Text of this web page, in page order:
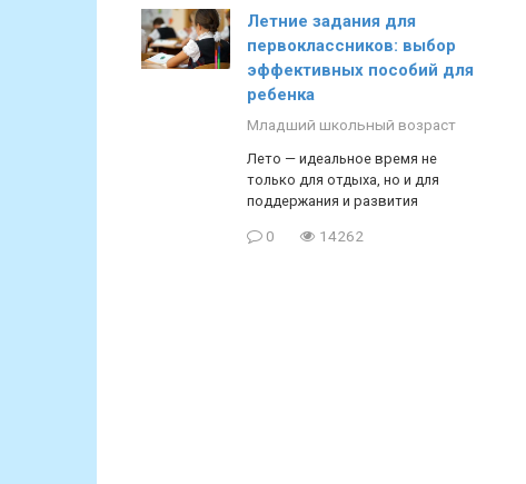
Летние задания для
первоклассников: выбор
эффективных пособий для
ребенка
Младший школьный возраст
Лето — идеальное время не
только для отдыха, но и для
поддержания и развития
0 14262